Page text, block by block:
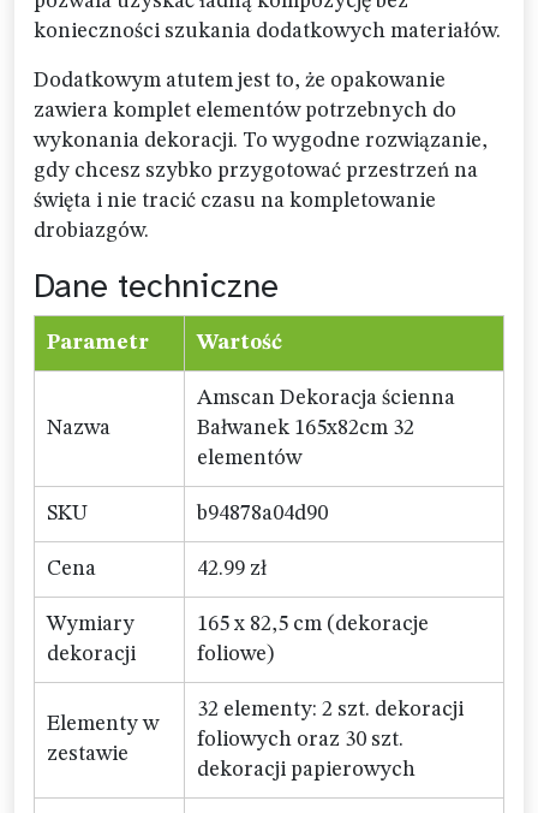
konieczności szukania dodatkowych materiałów.
Dodatkowym atutem jest to, że opakowanie
zawiera komplet elementów potrzebnych do
wykonania dekoracji. To wygodne rozwiązanie,
gdy chcesz szybko przygotować przestrzeń na
święta i nie tracić czasu na kompletowanie
drobiazgów.
Dane techniczne
Parametr Wartość
Nazwa
Amscan Dekoracja ścienna
Bałwanek 165x82cm 32
elementów
SKU b94878a04d90
Cena 42.99 zł
Wymiary
dekoracji
165 x 82,5 cm (dekoracje
foliowe)
Elementy w
zestawie
32 elementy: 2 szt. dekoracji
foliowych oraz 30 szt.
dekoracji papierowych